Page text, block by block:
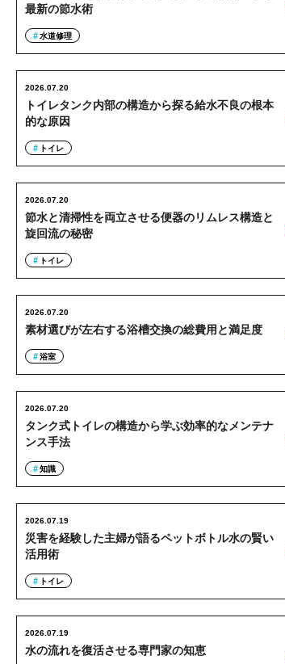
最新の節水術
水道修理
トイレタンク内部の構造から探る給水不良の根本
的な原因
2026.07.20
トイレ
節水と清掃性を両立させる便器のリムレス構造と
旋回流の秘密
2026.07.20
トイレ
素材選びが左右する浴槽交換の総費用と満足度
2026.07.20
浴室
タンク式トイレの構造から学ぶ効率的なメンテナ
ンス手法
2026.07.20
知識
災害を経験した主婦が語るペットボトル水の賢い
活用術
2026.07.19
トイレ
水の流れを復活させる専門家の知恵
2026.07.19